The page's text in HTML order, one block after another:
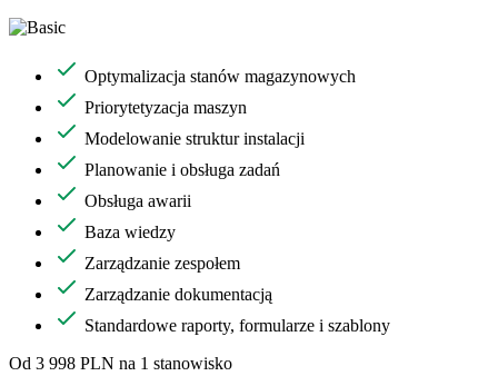
Optymalizacja stanów magazynowych
Priorytetyzacja maszyn
Modelowanie struktur instalacji
Planowanie i obsługa zadań
Obsługa awarii
Baza wiedzy
Zarządzanie zespołem
Zarządzanie dokumentacją
Standardowe raporty, formularze i szablony
Od 3 998 PLN na 1 stanowisko